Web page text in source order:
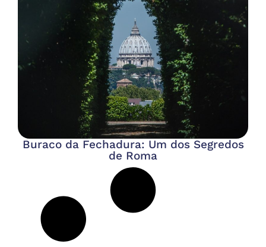
Buraco da Fechadura: Um dos Segredos
de Roma